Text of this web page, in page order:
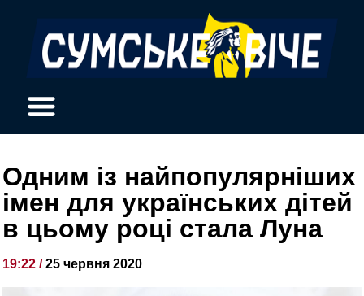
Одним із найпопулярніших
імен для українських дітей
в цьому році стала Луна
19:22 /25 червня 2020